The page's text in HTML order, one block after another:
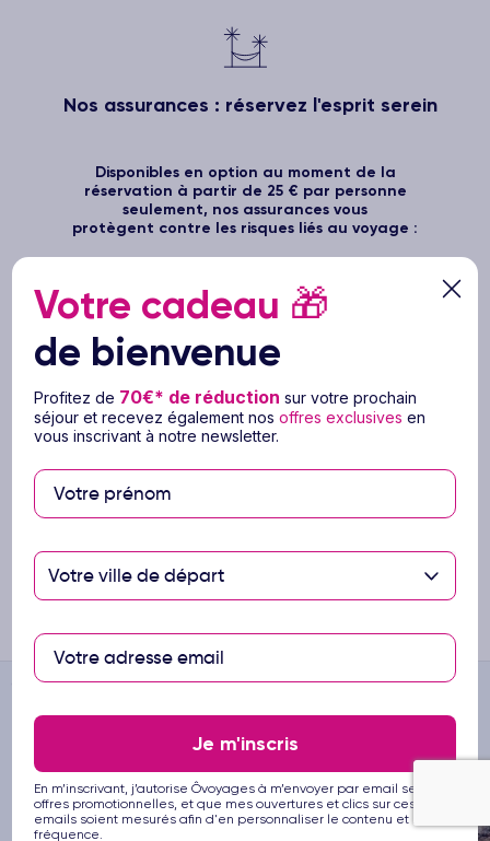
Nos assurances : réservez l'esprit serein
Disponibles en option au moment de la
réservation à partir de 25 € par personne
seulement, nos assurances vous
protègent contre les risques liés au voyage :
voyage pour toutes causes justifiées (Maladie,
accident, décès, etc..) avant votre départ.
L'assurance Assistance Bagages Rapatriement vous
en charge des frais médicaux, hôteliers et de
transport,
souscription de votre voyage et inclut, en plus de la
prise en charge des frais médicaux, hôteliers et de
transport à destination, l'annulation de votre voyage
Ôvoyages > ... > Hôtel Maspalomas Princess Resort 4* by Ôvoyages
Vous pourriez aussi aimer
Votre cadeau 🎁
de bienvenue
Profitez de 70€* de réduction sur votre prochain
séjour et recevez également nosoffres exclusives en
vous inscrivant à notre newsletter.
Votre ville de départ
Je m'inscris
En m’inscrivant, j’autorise Ôvoyages à m’envoyer par email ses
offres promotionnelles, et que mes ouvertures et clics sur ces
emails soient mesurés afin d'en personnaliser le contenu et la
fréquence.